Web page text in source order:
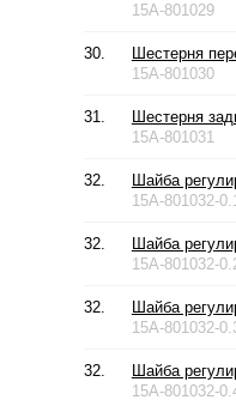
15A-801029
30.
Шестерня
15A-801030
31.
Шестерня
15A-801031
32.
Шайба
15A-801032-
32.
Шайба
15A-801032-
32.
Шайба
15A-801032-
32.
Шайба
15A-801032-